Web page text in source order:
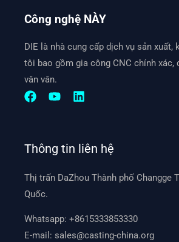
Công nghệ NÀY
DIE là nhà cung cấp dịch vụ sản xuất,
tôi bao gồm gia công CNC chính xác,
vân vân.
Thông tin liên hệ
Thị trấn DaZhou Thành phố Changge
Quốc.
Whatsapp:+8615333853330
E-mail:sales@casting-china.org